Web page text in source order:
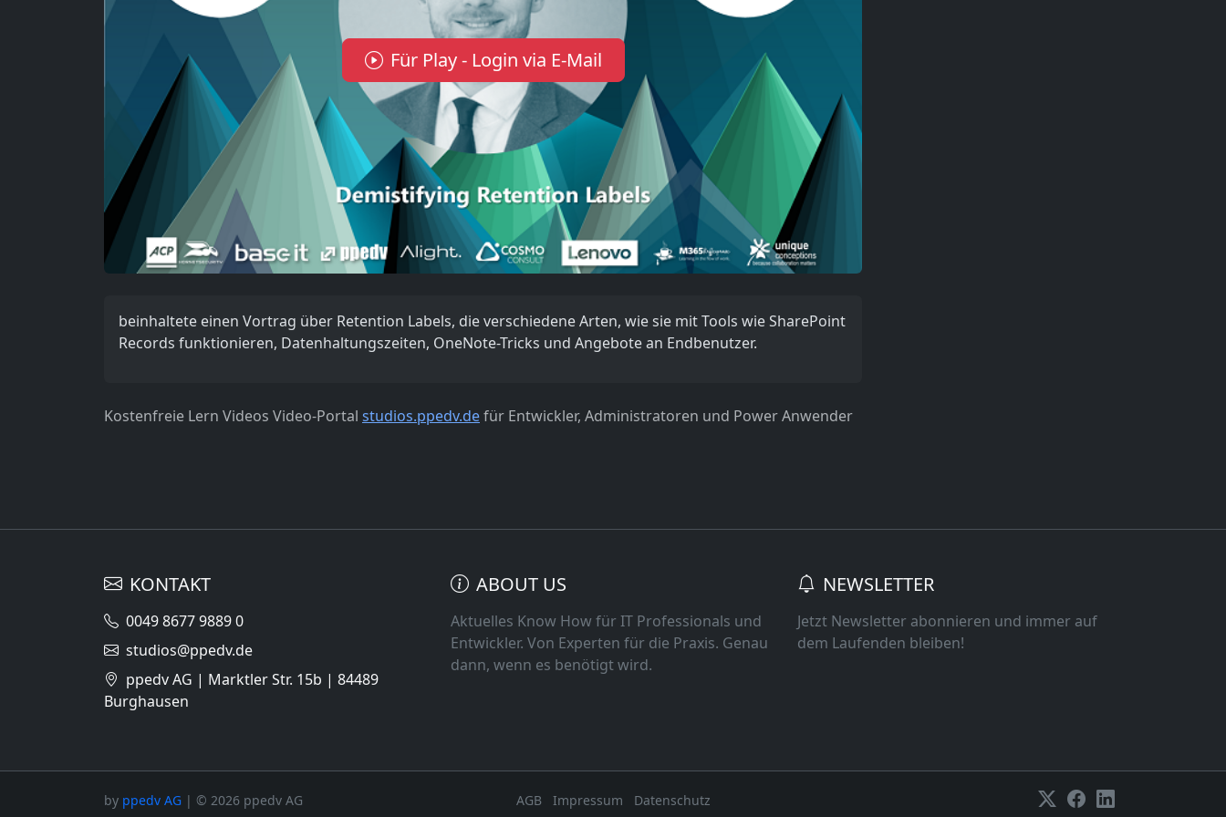
Für Play - Login via E-Mail
beinhaltete einen Vortrag über Retention Labels, die verschiedene Arten, wie sie mit Tools wie SharePoint
Records funktionieren, Datenhaltungszeiten, OneNote-Tricks und Angebote an Endbenutzer.
Kostenfreie Lern Videos Video-Portal studios.ppedv.defür Entwickler, Administratoren und Power Anwender
KONTAKT
0049 8677 9889 0
studios@ppedv.de
ppedv AG | Marktler Str. 15b | 84489
Burghausen
ABOUT US
Aktuelles Know How für IT Professionals und
Entwickler. Von Experten für die Praxis. Genau
dann, wenn es benötigt wird.
NEWSLETTER
Jetzt Newsletter abonnieren und immer auf
dem Laufenden bleiben!
by ppedv AG | © 2026 ppedv AG AGB Impressum Datenschutz